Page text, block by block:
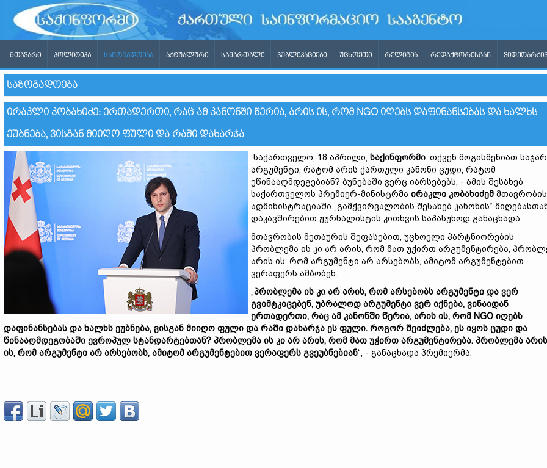
ᲛᲗᲐᲕᲐᲠᲘ ᲞᲝᲚᲘᲢᲘᲙᲐ ᲡᲐᲖᲝᲒᲐᲓᲝᲔᲑᲐ ᲐᲥᲢᲣᲐᲚᲣᲠᲘ ᲡᲐᲛᲐᲠᲗᲐᲚᲘ ᲞᲣᲑᲚᲘᲙᲐᲪᲘᲔᲑᲘ ᲣᲪᲮᲝᲔᲗᲘ ᲠᲔᲚᲘᲒᲘᲐ ᲠᲔᲓᲐᲥᲢᲝᲠᲘᲡᲒᲐᲜ
ᲡᲐᲖᲝᲒᲐᲓᲝᲔᲑᲐ
ᲘᲠᲐᲙᲚᲘ ᲙᲝᲑᲐᲮᲘᲫᲔ: ᲔᲠᲗᲐᲓᲔᲠᲗᲘ, ᲠᲐᲪ ᲐᲛ ᲙᲐᲜᲝᲜᲨᲘ ᲬᲔᲠᲘᲐ, ᲐᲠᲘᲡ ᲘᲡ, ᲠᲝᲛ NGO ᲘᲦᲔᲑᲡ ᲓᲐᲤᲘᲜᲐᲜᲡᲔᲑᲐᲡ ᲓᲐ ᲮᲐᲚᲮᲡ
ᲔᲣᲑᲜᲔᲑᲐ, ᲕᲘᲡᲒᲐᲜ ᲛᲘᲘᲦᲝ ᲤᲣᲚᲘ ᲓᲐ ᲠᲐᲨᲘ ᲓᲐᲮᲐᲠᲯᲐ
საქართველო, 18 აპრილი, საქინფორმი. თქვენ მოგისმენიათ
არგუმენტი, რატომ არის ქართული კანონი ცუდი, რატომ
ეწინააღმდეგებიან? ბუნებაში ვერც იარსებებს, - ამის შესახებ
საქართველოს პრემიერ-მინისტრმა ირაკლი კობახიძემ მთავრობის
ადმინისტრაციაში „გამჭვირვალობის შესახებ კანონის“
დაკავშირებით ჟურნალისტის კითხვის საპასუხოდ განაცხადა.
მთავრობის მეთაურის შეფასებით, უცხოელი პარტნიორების
პრობლემა ის კი არ არის, რომ მათ უჭირთ არგუმენტირება,
არის ის, რომ არგუმენტი არ არსებობს, ამიტომ არგუმენტებით
ვერაფერს ამბობენ.
„პრობლემა ის კი არ არის, რომ არსებობს არგუმენტი და ვერ
გვიმტკიცებენ, უბრალოდ არგუმენტი ვერ იქნება, ვინაიდან
ერთადერთი, რაც ამ კანონში წერია, არის ის, რომ NGO იღებს
დაფინანსებას და ხალხს ეუბნება, ვისგან მიიღო ფული და რაში დახარჯა ეს ფული. როგორ შეიძლება, ეს იყოს ცუდი და
წინააღმდეგობაში ევროპულ სტანდარტებთან? პრობლემა ის კი არ არის, რომ მათ უჭირთ არგუმენტირება. პრობლემა არის
ის, რომ არგუმენტი არ არსებობს, ამიტომ არგუმენტებით ვერაფერს გვეუბნებიან“, - განაცხადა პრემიერმა.